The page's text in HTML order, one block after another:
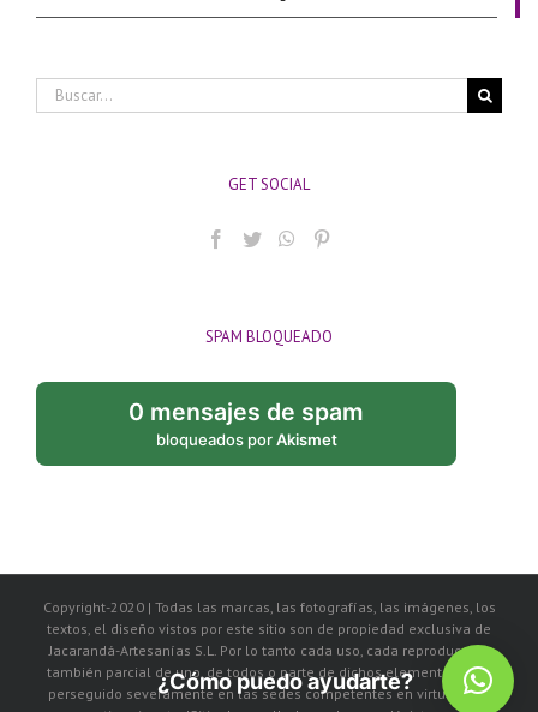
Buscar:
GET SOCIAL
SPAM BLOQUEADO
0 mensajes de spam
bloqueados porAkismet
Copyright-2020 | Todas las marcas, las fotografías, las imágenes, los
textos, el diseño vistos por este sitio son de propiedad exclusiva de
Jacarandá-Artesanías S.L. Por lo tanto cada uso, cada reproducción
también parcial de uno, de todos o parte de dichos elementos, será
perseguido severamente en las sedes competentes en virtud de la
¿Cómo puedo ayudarte?